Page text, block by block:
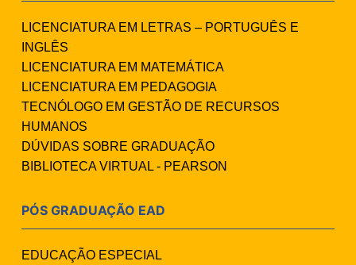
LICENCIATURA EM LETRAS – PORTUGUÊS E
INGLÊS
LICENCIATURA EM MATEMÁTICA
LICENCIATURA EM PEDAGOGIA
TECNÓLOGO EM GESTÃO DE RECURSOS
HUMANOS
DÚVIDAS SOBRE GRADUAÇÃO
BIBLIOTECA VIRTUAL - PEARSON
PÓS GRADUAÇÃO EAD
EDUCAÇÃO ESPECIAL